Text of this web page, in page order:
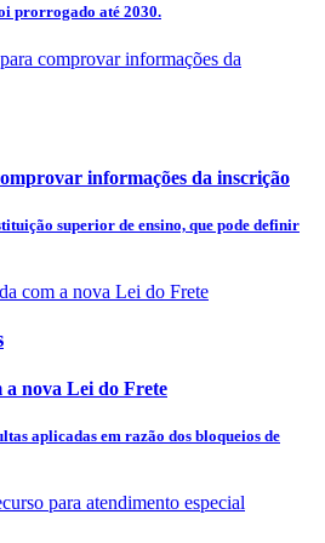
prorrogado até 2030.
informações da inscrição
superior de ensino, que pode definir
a nova Lei do Frete
aplicadas em razão dos bloqueios de